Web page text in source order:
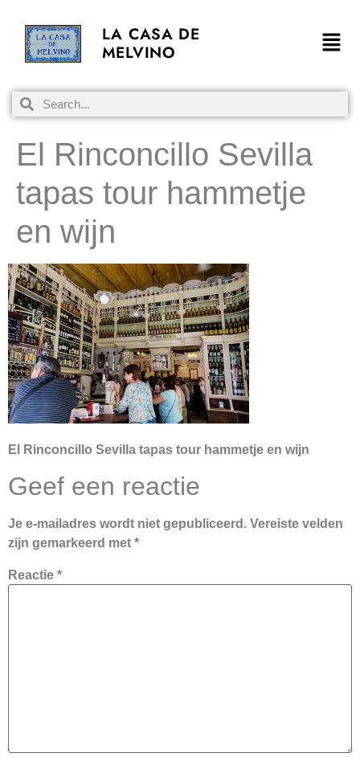
LA CASA DE
MELVINO
El Rinconcillo Sevilla
tapas tour hammetje
en wijn
El Rinconcillo Sevilla tapas tour hammetje en wijn
Geef een reactie
Je e-mailadres wordt niet gepubliceerd. Vereiste velden
zijn gemarkeerd met *
Reactie *